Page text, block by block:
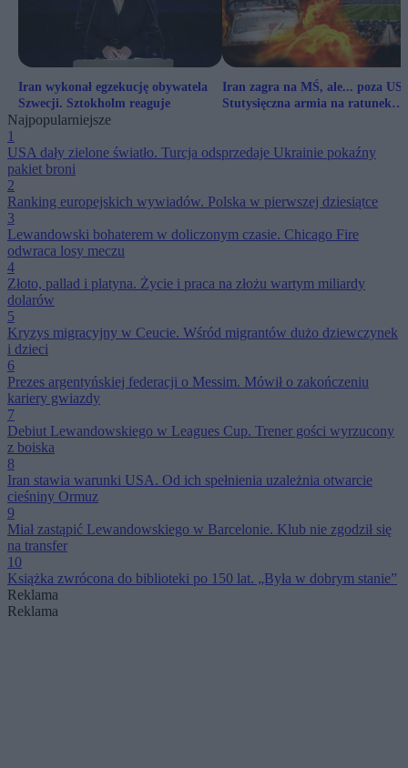
Iran wykonał egzekucję obywatela
Szwecji. Sztokholm reaguje
Iran zagra na MŚ, ale... poza
Stutysięczna armia na ratunek
Najpopularniejsze
1
USA dały zielone światło. Turcja odsprzedaje Ukrainie pokaźny
pakiet broni
2
Ranking europejskich wywiadów. Polska w pierwszej dziesiątce
3
Lewandowski bohaterem w doliczonym czasie. Chicago Fire
odwraca losy meczu
4
Złoto, pallad i platyna. Życie i praca na złożu wartym miliardy
dolarów
5
Kryzys migracyjny w Ceucie. Wśród migrantów dużo dziewczynek
i dzieci
6
Prezes argentyńskiej federacji o Messim. Mówił o zakończeniu
kariery gwiazdy
7
Debiut Lewandowskiego w Leagues Cup. Trener gości wyrzucony
z boiska
8
Iran stawia warunki USA. Od ich spełnienia uzależnia otwarcie
cieśniny Ormuz
9
Miał zastąpić Lewandowskiego w Barcelonie. Klub nie zgodził się
na transfer
10
Książka zwrócona do biblioteki po 150 lat. „Była w dobrym stanie”
Reklama
Reklama